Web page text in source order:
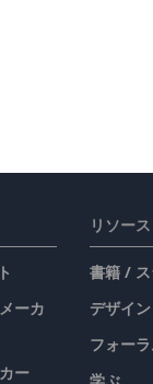
ーカ
ー
リソース
書籍 /
デザイ
フォー